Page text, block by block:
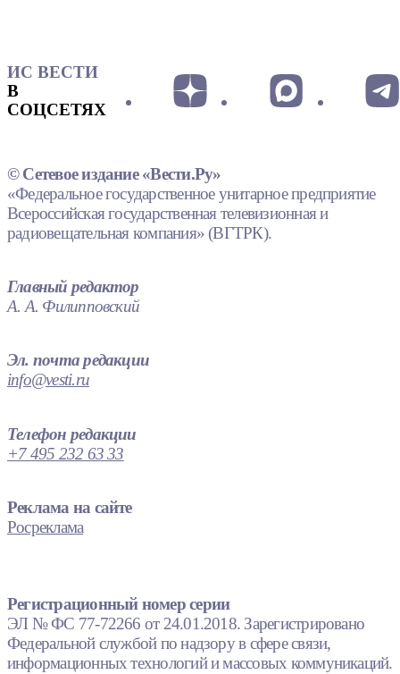
ИС ВЕСТИ
В
СОЦСЕТЯХ
© Сетевое издание «Вести.Ру»
«Федеральное государственное унитарное предприятие
Всероссийская государственная телевизионная и
радиовещательная компания» (ВГТРК).
Главный редактор
А. А. Филипповский
Эл. почта редакции
info@vesti.ru
Телефон редакции
+7 495 232 63 33
Реклама на сайте
Росреклама
Регистрационный номер серии
ЭЛ № ФС 77-72266 от 24.01.2018. Зарегистрировано
Федеральной службой по надзору в сфере связи,
информационных технологий и массовых коммуникаций.